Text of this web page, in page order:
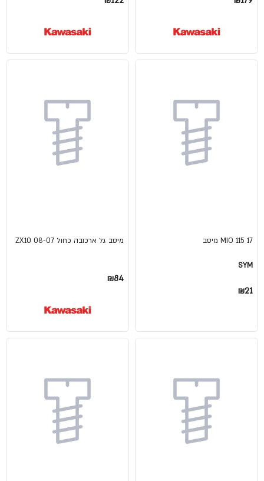
MIO 115 17 מיסב
SYM
₪21
מיסב גל ארכובה כחול 08-07 ZX10
₪84